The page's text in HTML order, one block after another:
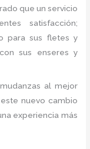
que un servicio
satisfacción;
para sus fletes y
sus enseres y
al mejor
nuevo cambio
experiencia más